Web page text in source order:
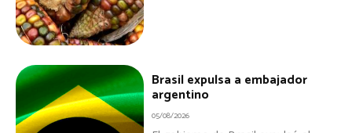
Brasil expulsa a embajador
argentino
05/08/2026